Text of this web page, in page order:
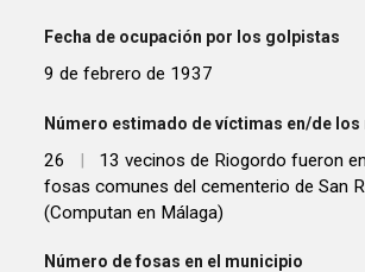
Fecha de ocupación por los golpistas
9 de febrero de 1937
Número estimado de víctimas en/de
26 |
13 vecinos de Riogordo fueron
fosas comunes del cementerio de San
(Computan en Málaga)
Número de fosas en el municipio